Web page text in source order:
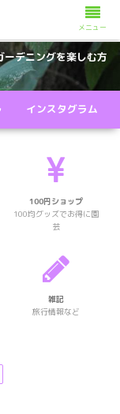
デニングを楽しむ方
インスタグラム
100円ショップ
100均グッズでお得に園
芸
雑記
旅行情報など
メニュー